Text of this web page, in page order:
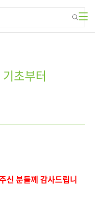
초부터
신 분들께 감사드립니